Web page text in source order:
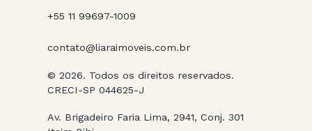
+55 11 99697-1009
contato@liaraimoveis.com.br
© 2026. Todos os direitos reservados.
CRECI-SP 044625-J
Av. Brigadeiro Faria Lima, 2941, Conj. 301